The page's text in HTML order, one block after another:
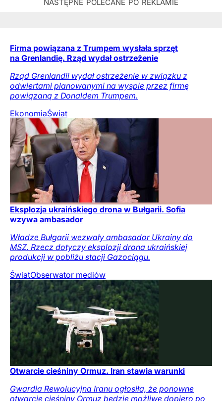
Firma powiązana z Trumpem wysłała sprzęt
na Grenlandię. Rząd wydał ostrzeżenie
Rząd Grenlandii wydał ostrzeżenie w związku z
odwiertami planowanymi na wyspie przez firmę
powiązaną z Donaldem Trumpem.
EkonomiaŚwiat
Eksplozja ukraińskiego drona w Bułgarii. Sofia
wzywa ambasador
Władze Bułgarii wezwały ambasador Ukrainy do
MSZ. Rzecz dotyczy eksplozji drona ukraińskiej
produkcji w pobliżu stacji Gazociągu.
ŚwiatObserwator mediów
Otwarcie cieśniny Ormuz. Iran stawia warunki
Gwardia Rewolucyjna Iranu ogłosiła, że ponowne
otwarcie cieśniny Ormuz będzie możliwe dopiero po